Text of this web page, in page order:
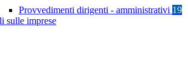
Provvedimenti dirigenti - amministrativi 19
sulle imprese